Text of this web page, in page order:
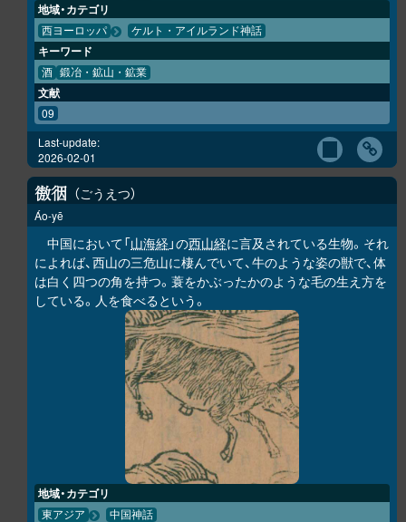
地域・カテゴリ
西ヨーロッパ ケルト・アイルランド神話
キーワード
酒 鍛冶・鉱山・鉱業
文献
09
Last-update:
2026-02-01
𢕟𢓨 ごうえつ
Áo-yē
中国において「山海経 」の西山経に言及されている生物。それ
によれば、西山の三危山に棲んでいて、牛のような姿の獣で、体
は白く四つの角を持つ。蓑をかぶったかのような毛の生え方を
している。人を食べるという。
地域・カテゴリ
東アジア 中国神話